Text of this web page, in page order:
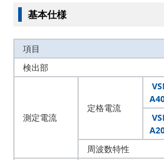
基本仕様
項目
検出部
測定電流
定格電流
周波数特性